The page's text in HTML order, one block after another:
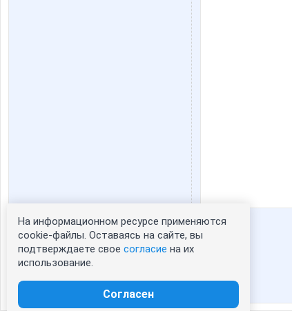
Статистика портрета:
сейчас просматривают портрет -1
зарегистрированные пользователи
На информационном ресурсе применяются
cookie-файлы. Оставаясь на сайте, вы
подтверждаете свое согласие на их
использование.
Согласен